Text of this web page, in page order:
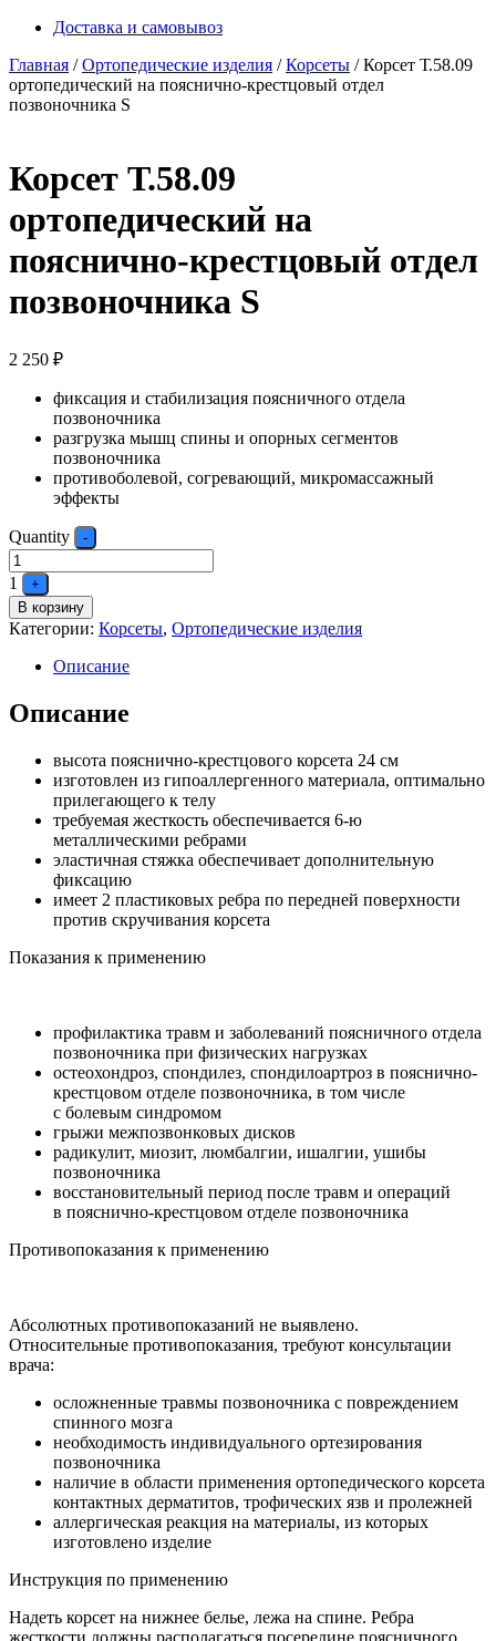
Доставка и самовывоз
Главная /Ортопедические изделия /Корсеты / Корсет Т.58.09
ортопедический на пояснично-крестцовый отдел
позвоночника S
Корсет Т.58.09
ортопедический на
пояснично-крестцовый отдел
позвоночника S
2 250 ₽
фиксация и стабилизация поясничного отдела
позвоночника
разгрузка мышц спины и опорных сегментов
позвоночника
противоболевой, согревающий, микромассажный
эффекты
Quantity -
1
+
В корзину
Категории: Корсеты, Ортопедические изделия
Описание
Описание
высота пояснично-крестцового корсета 24 см
изготовлен из гипоаллергенного материала, оптимально
прилегающего к телу
требуемая жесткость обеспечивается 6-ю
металлическими ребрами
эластичная стяжка обеспечивает дополнительную
фиксацию
имеет 2 пластиковых ребра по передней поверхности
против скручивания корсета
Показания к применению
профилактика травм и заболеваний поясничного отдела
позвоночника при физических нагрузках
остеохондроз, спондилез, спондилоартроз в пояснично-
крестцовом отделе позвоночника, в том числе
с болевым синдромом
грыжи межпозвонковых дисков
радикулит, миозит, люмбалгии, ишалгии, ушибы
позвоночника
восстановительный период после травм и операций
в пояснично-крестцовом отделе позвоночника
Противопоказания к применению
Абсолютных противопоказаний не выявлено.
Относительные противопоказания, требуют консультации
врача:
осложненные травмы позвоночника с повреждением
спинного мозга
необходимость индивидуального ортезирования
позвоночника
наличие в области применения ортопедического корсета
контактных дерматитов, трофических язв и пролежней
аллергическая реакция на материалы, из которых
изготовлено изделие
Инструкция по применению
Надеть корсет на нижнее белье, лежа на спине. Ребра
жесткости должны располагаться посередине поясничного